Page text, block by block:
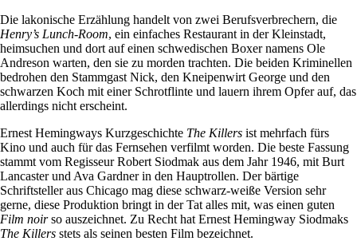
Die lakonische Erzählung handelt von zwei Berufsverbrechern, die
Henry’s Lunch-Room, ein einfaches Restaurant in der Kleinstadt,
heimsuchen und dort auf einen schwedischen Boxer namens Ole
Andreson warten, den sie zu morden trachten. Die beiden Kriminellen
bedrohen den Stammgast Nick, den Kneipenwirt George und den
schwarzen Koch mit einer Schrotflinte und lauern ihrem Opfer auf, das
allerdings nicht erscheint.
Ernest Hemingways Kurzgeschichte The Killers ist mehrfach fürs
Kino und auch für das Fernsehen verfilmt worden. Die beste Fassung
stammt vom Regisseur Robert Siodmak aus dem Jahr 1946, mit Burt
Lancaster und Ava Gardner in den Hauptrollen. Der bärtige
Schriftsteller aus Chicago mag diese schwarz-weiße Version sehr
gerne, diese Produktion bringt in der Tat alles mit, was einen guten
Film noirso auszeichnet. Zu Recht hat Ernest Hemingway Siodmaks
The Killers stets als seinen besten Film bezeichnet.